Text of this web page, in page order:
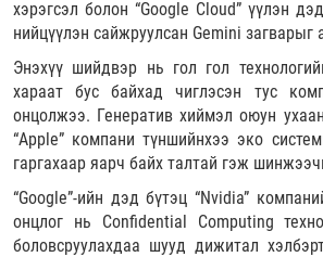
хэрэгсэл болон “Google Cloud” үүлэн
нийцүүлэн сайжруулсан Gemini загварыг
Энэхүү шийдвэр нь гол гол
хараат бус байхад чиглэсэн тус
онцолжээ. Генератив хиймэл оюун
“Apple” компани түншийнхээ эко
гаргахаар яарч байх талтай гэж
“Google”-ийн дэд бүтэц “Nvidia”
онцлог нь Confidential Computing
боловсруулахдаа шууд дижитал